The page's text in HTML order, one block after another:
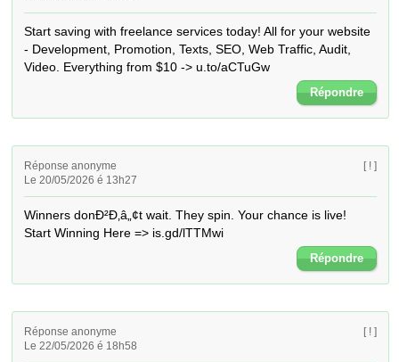
Start saving with freelance services today! All for your website
- Development, Promotion, Texts, SEO, Web Traffic, Audit,
Video. Everything from $10 -> u.to/aCTuGw
Répondre
Réponse anonyme
Le 20/05/2026 é 13h27
[ ! ]
Winners donÐ²Ð‚â„¢t wait. They spin. Your chance is live!
Start Winning Here => is.gd/lTTMwi
Répondre
Réponse anonyme
Le 22/05/2026 é 18h58
[ ! ]